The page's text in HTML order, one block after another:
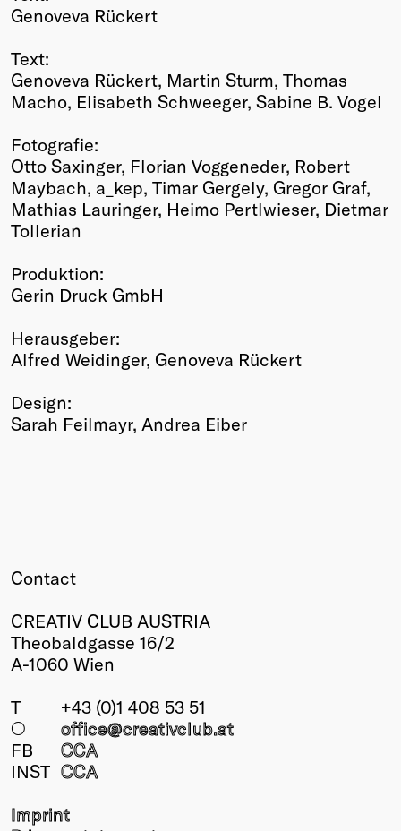
Genoveva Rückert
Text:
Genoveva Rückert, Martin Sturm, Thomas
Macho, Elisabeth Schweeger, Sabine B. Vogel
Fotografie:
Otto Saxinger, Florian Voggeneder, Robert
Maybach, a_kep, Timar Gergely, Gregor Graf,
Mathias Lauringer, Heimo Pertlwieser, Dietmar
Tollerian
Produktion:
Gerin Druck GmbH
Herausgeber:
Alfred Weidinger, Genoveva Rückert
Design:
Sarah Feilmayr, Andrea Eiber
Contact
CREATIV CLUB AUSTRIA
Theobaldgasse 16/2
A-1060 Wien
T
+43 (0)1 408 53 51
○
office@creativclub.at
FB
CCA
INST CCA
Imprint